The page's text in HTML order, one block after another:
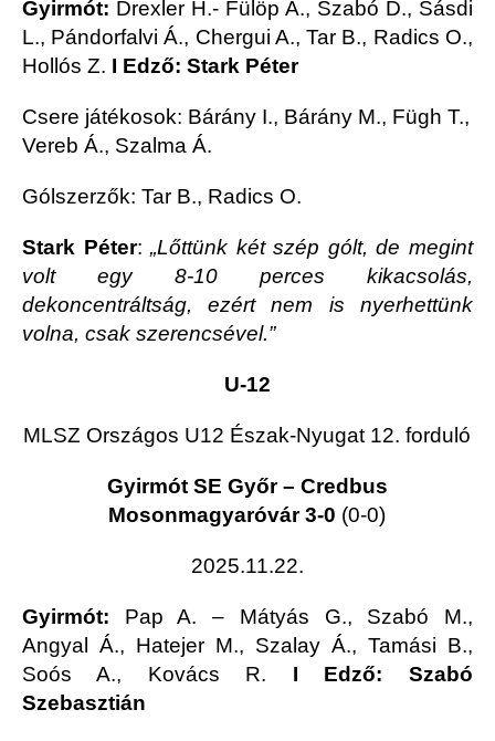
Gyirmót: Drexler H.- Fülöp Á., Szabó D., Sásdi
L., Pándorfalvi Á., Chergui A., Tar B., Radics O.,
Hollós Z. I Edző: Stark Péter
Csere játékosok: Bárány I., Bárány M., Fügh T.,
Vereb Á., Szalma Á.
Gólszerzők: Tar B., Radics O.
Stark Péter:„Lőttünk két szép gólt, de megint
volt egy 8-10 perces kikacsolás,
dekoncentráltság, ezért nem is nyerhettünk
volna, csak szerencsével.”
U-12
MLSZ Országos U12 Észak-Nyugat 12. forduló
Gyirmót SE Győr – Credbus
Mosonmagyaróvár 3-0 (0-0)
2025.11.22.
Gyirmót: Pap A. – Mátyás G., Szabó M.,
Angyal Á., Hatejer M., Szalay Á., Tamási B.,
Soós A., Kovács R. I Edző: Szabó
Szebasztián